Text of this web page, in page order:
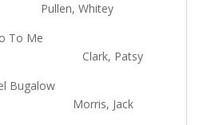
Whitey
To Me
Patsy
Bugalow
Jack